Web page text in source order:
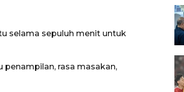
selama sepuluh menit untuk
rasa masakan,